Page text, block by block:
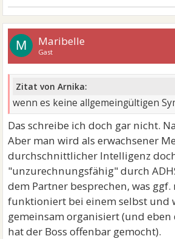
M Maribelle
Gast
Zitat von Arnika:
wenn es keine allgemeingültigen
Das schreibe ich doch gar nicht.
Aber man wird als erwachsener
durchschnittlicher Intelligenz
"unzurechnungsfähig" durch
dem Partner besprechen, was
funktioniert bei einem selbst und
gemeinsam organisiert (und eben
hat der Boss offenbar gemocht).